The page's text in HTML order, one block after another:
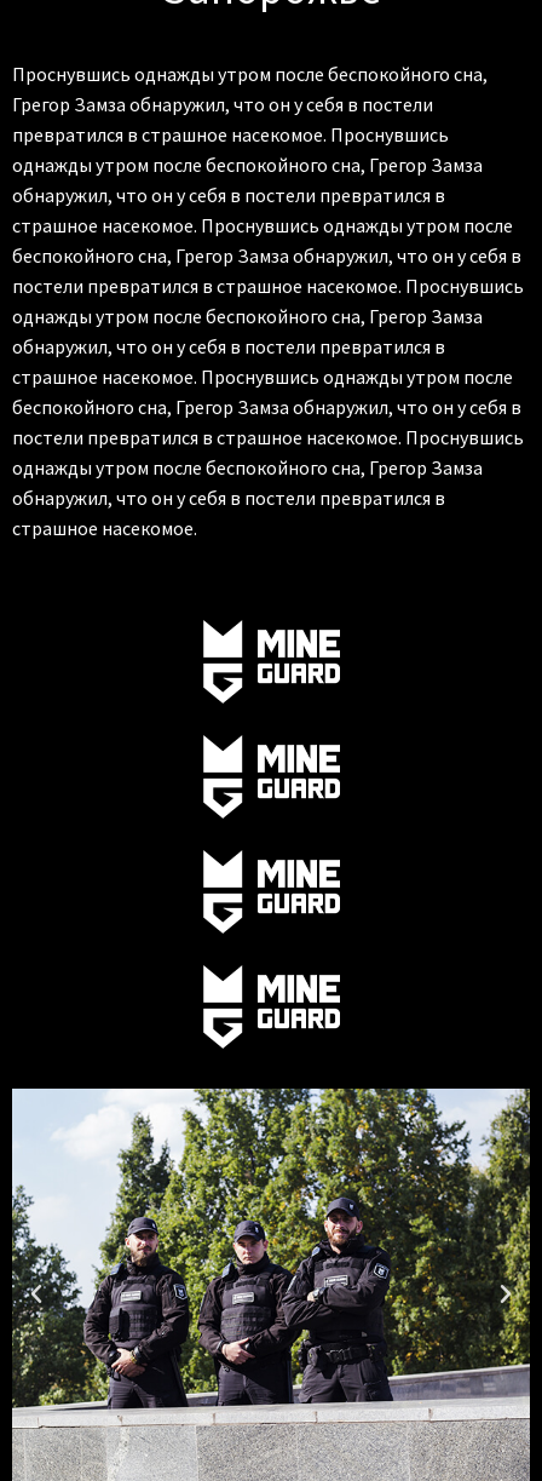
Проснувшись однажды утром после беспокойного сна,
Грегор Замза обнаружил, что он у себя в постели
превратился в страшное насекомое. Проснувшись
однажды утром после беспокойного сна, Грегор Замза
обнаружил, что он у себя в постели превратился в
страшное насекомое. Проснувшись однажды утром после
беспокойного сна, Грегор Замза обнаружил, что он у себя в
постели превратился в страшное насекомое. Проснувшись
однажды утром после беспокойного сна, Грегор Замза
обнаружил, что он у себя в постели превратился в
страшное насекомое. Проснувшись однажды утром после
беспокойного сна, Грегор Замза обнаружил, что он у себя в
постели превратился в страшное насекомое. Проснувшись
однажды утром после беспокойного сна, Грегор Замза
обнаружил, что он у себя в постели превратился в
страшное насекомое.